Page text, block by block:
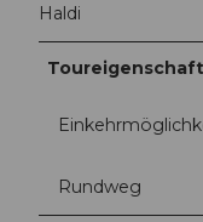
Haldi
Rundweg